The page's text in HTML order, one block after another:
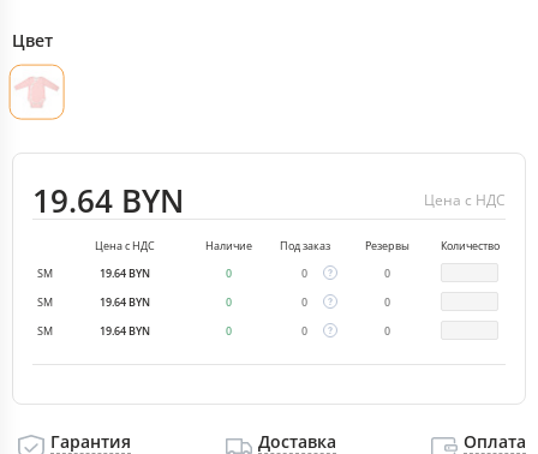
Цвет
19.64 BYN Цена с НДС
Цена с НДС Наличие Под заказ Резервы
Количество
SM
19.64 BYN 0 0
0
SM
19.64 BYN 0 0
0
SM
19.64 BYN 0 0 0
Гарантия Доставка Оплата